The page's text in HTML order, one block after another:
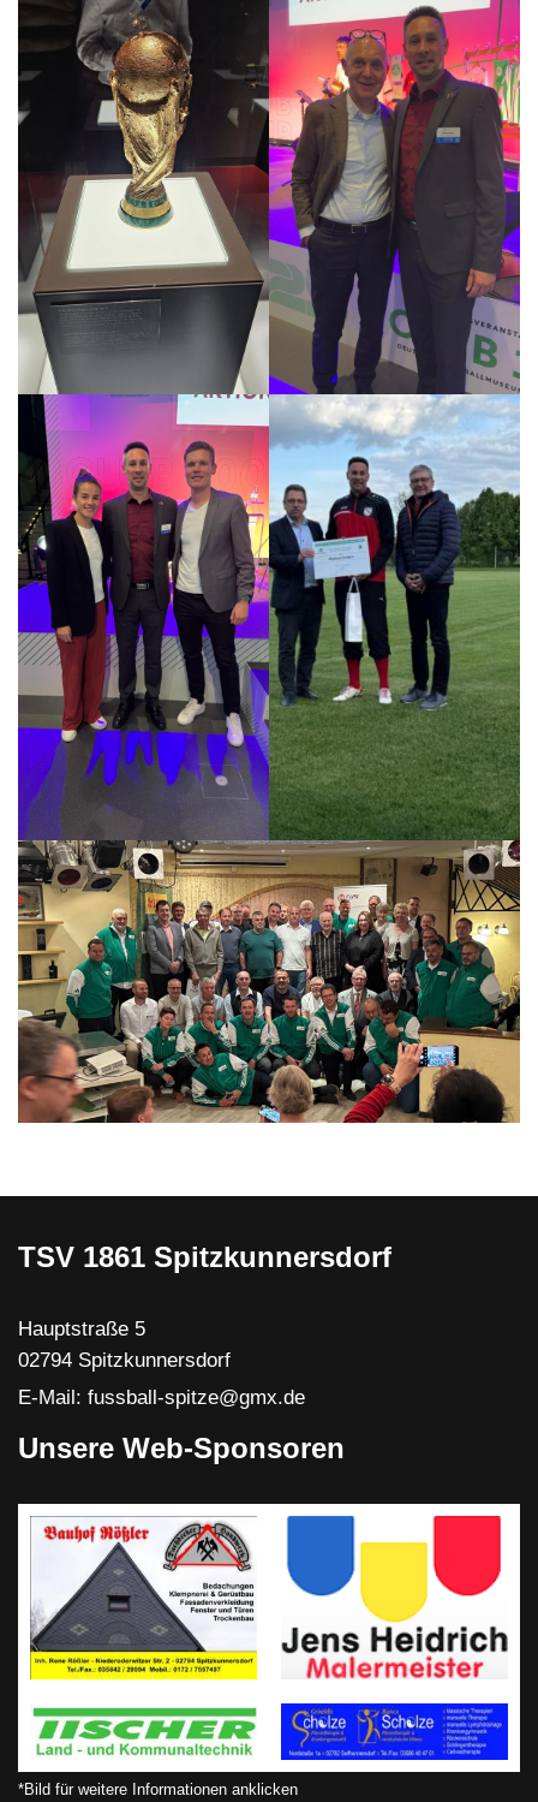
TSV 1861 Spitzkunnersdorf
Hauptstraße 5
02794 Spitzkunnersdorf
E-Mail: fussball-spitze@gmx.de
Unsere Web-Sponsoren
*Bild für weitere Informationen anklicken